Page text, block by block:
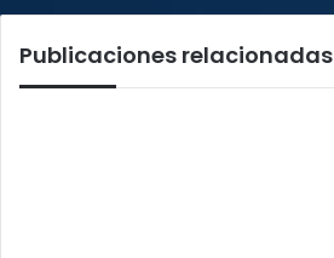
Publicaciones relacionadas